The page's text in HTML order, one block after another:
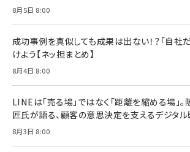
8月5日 8:00
成功事例を真似しても成果は出ない！？「自社
けよう【ネッ担まとめ】
8月4日 8:00
LINEは「売る場」ではなく「距離を縮める場」
匠氏が語る、顧客の意思決定を支えるデジタ
8月3日 8:00